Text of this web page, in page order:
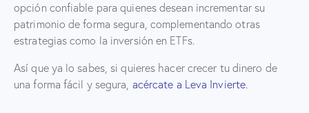
opción confiable para quienes desean incrementar su
patrimonio de forma segura, complementando otras
estrategias como la inversión en ETFs.
Así que ya lo sabes, si quieres hacer crecer tu dinero de
una forma fácil y segura, acércate a Leva Invierte.